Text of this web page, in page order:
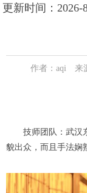
更新时间：
作者：aqi 来
技师团队：武汉东
貌出众，而且手法娴